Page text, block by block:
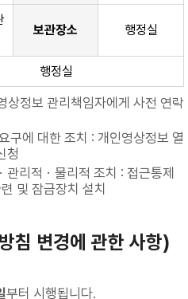
보관장소 행정실
행정실
상정보 관리책임자에게 사전 연락
구에 대한 조치 : 개인영상정보 열
청
리적ㆍ물리적 조치 : 접근통제
및 잠금장치 설치
침 변경에 관한 사항)
부터 시행됩니다.